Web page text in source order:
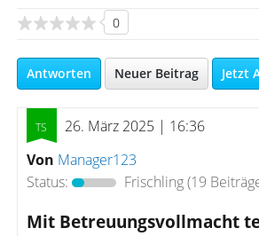
0
Antworten Neuer Beitrag Jetzt
26. März 2025 | 16:36
Von Manager123
Status:
Frischling(19
Mit Betreuungsvollmacht